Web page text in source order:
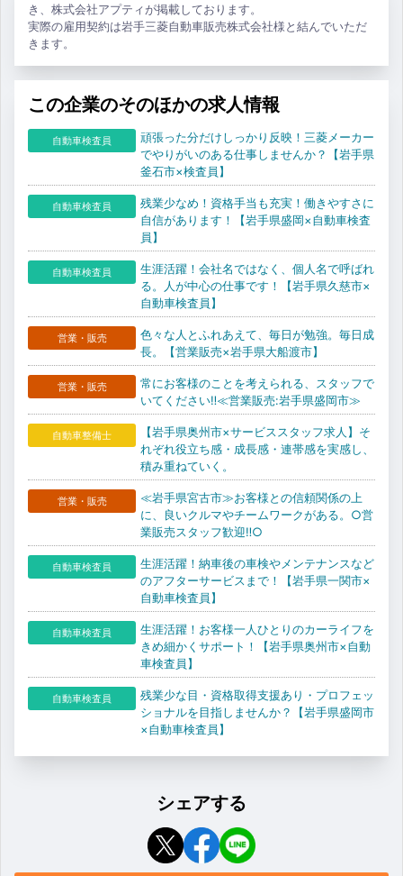
き、株式会社アプティが掲載しております。
実際の雇用契約は岩手三菱自動車販売株式会社様と結んでいただ
きます。
この企業のそのほかの求人情報
自動車検査員
頑張った分だけしっかり反映！三菱メーカー
でやりがいのある仕事しませんか？【岩手県
釜石市×検査員】
自動車検査員
残業少なめ！資格手当も充実！働きやすさに
自信があります！【岩手県盛岡×自動車検査
員】
自動車検査員
生涯活躍！会社名ではなく、個人名で呼ばれ
る。人が中心の仕事です！【岩手県久慈市×
自動車検査員】
営業・販売
色々な人とふれあえて、毎日が勉強。毎日成
長。【営業販売×岩手県大船渡市】
営業・販売
常にお客様のことを考えられる、スタッフで
いてください‼≪営業販売:岩手県盛岡市≫
自動車整備士
【岩手県奥州市×サービススタッフ求人】そ
れぞれ役立ち感・成長感・連帯感を実感し、
積み重ねていく。
営業・販売
≪岩手県宮古市≫お客様との信頼関係の上
に、良いクルマやチームワークがある。○営
業販売スタッフ歓迎‼○
自動車検査員
生涯活躍！納車後の車検やメンテナンスなど
のアフターサービスまで！【岩手県一関市×
自動車検査員】
自動車検査員
生涯活躍！お客様一人ひとりのカーライフを
きめ細かくサポート！【岩手県奥州市×自動
車検査員】
自動車検査員
残業少な目・資格取得支援あり・プロフェッ
ショナルを目指しませんか？【岩手県盛岡市
×自動車検査員】
シェアする